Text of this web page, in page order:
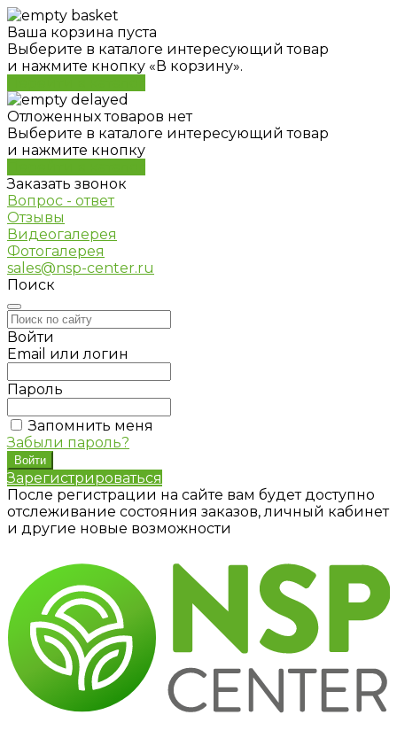
Ваша корзина пуста
Выберите в каталоге интересующий товар
и нажмите кнопку «В корзину».
Отложенных товаров нет
Выберите в каталоге интересующий товар
и нажмите кнопку
Заказать звонок
Вопрос - ответ
Отзывы
Видеогалерея
Фотогалерея
sales@nsp-center.ru
Поиск
Войти
Email или логин
Пароль
Запомнить меня
Забыли пароль?
Зарегистрироваться
После регистрации на сайте вам будет доступно
отслеживание состояния заказов, личный кабинет
и другие новые возможности